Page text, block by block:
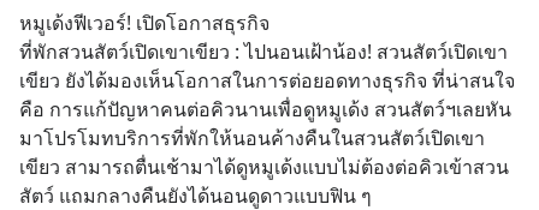
หมูเด้งฟีเวอร์! เปิดโอกาสธุรกิจ
ที่พักสวนสัตว์เปิดเขาเขียว : ไปนอนเฝ้าน้อง! สวนสัตว์เปิดเขา
เขียว ยังได้มองเห็นโอกาสในการต่อยอดทางธุรกิจ ที่น่าสนใจ
คือ การแก้ปัญหาคนต่อคิวนานเพื่อดูหมูเด้ง สวนสัตว์ฯเลยหัน
มาโปรโมทบริการที่พักให้นอนค้างคืนในสวนสัตว์เปิดเขา
เขียว สามารถตื่นเช้ามาได้ดูหมูเด้งแบบไม่ต้องต่อคิวเข้าสวน
สัตว์ แถมกลางคืนยังได้นอนดูดาวแบบฟิน ๆ